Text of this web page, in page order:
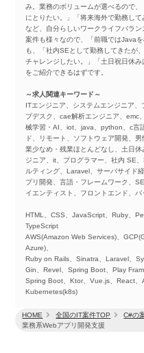
HOME 全国のIT案件TOP C#の
業務系Webアプリ開発支援
み。業務のボリュームが選べるので
にとりたい。」「将来海外で勤務し
など、自分らしいワークライフバラン
案件も様々なので、「前職ではJava
も、「社内SEとして勤務してきたが
チャレンジしたい。」「土日祝日休
をご紹介できるはずです。
～求人関連キーワード～
ITエンジニア、システムエンジニア
プデスク、cae解析エンジニア、emc
械学習・AI、iot、java、python、c言
ド、リモート、ソフトウェア開発、
業少なめ・残業ほとんどなし、土日
ジニア、it、プログラマー、社内 SE
ルティング、Laravel、サーバサイド
プリ開発、言語・フレームワーク、
イエンティスト、フロントエンド、バ
HTML、CSS、JavaScript、Ruby、
TypeScript
AWS(Amazon Web Services)、
Azure)、
Ruby on Rails、Sinatra、Laravel、
Gin、Revel、Spring Boot、Play
Spring Boot、Ktor、Vue.js、React、
Kubernetes(k8s)